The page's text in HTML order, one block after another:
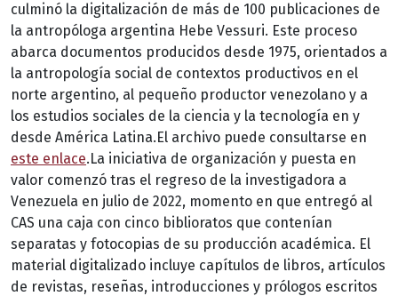
culminó la digitalización de más de 100 publicaciones de
la antropóloga argentina Hebe Vessuri. Este proceso
abarca documentos producidos desde 1975, orientados a
la antropología social de contextos productivos en el
norte argentino, al pequeño productor venezolano y a
los estudios sociales de la ciencia y la tecnología en y
desde América Latina.El archivo puede consultarse en
este enlace.La iniciativa de organización y puesta en
valor comenzó tras el regreso de la investigadora a
Venezuela en julio de 2022, momento en que entregó al
CAS una caja con cinco biblioratos que contenían
separatas y fotocopias de su producción académica. El
material digitalizado incluye capítulos de libros, artículos
de revistas, reseñas, introducciones y prólogos escritos